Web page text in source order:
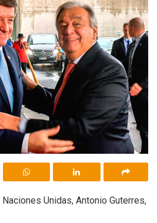
Unidas, Antonio Guterres,